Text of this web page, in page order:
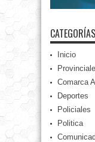
CATEGORÍAS
Inicio
Comarca
Deportes
Policiales
Politica